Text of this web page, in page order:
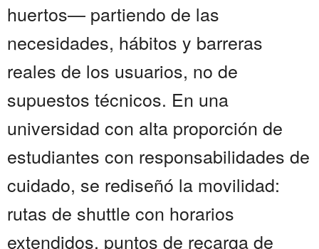
huertos— partiendo de las
necesidades, hábitos y barreras
reales de los usuarios, no de
supuestos técnicos. En una
universidad con alta proporción de
estudiantes con responsabilidades de
cuidado, se rediseñó la movilidad:
rutas de shuttle con horarios
extendidos, puntos de recarga de